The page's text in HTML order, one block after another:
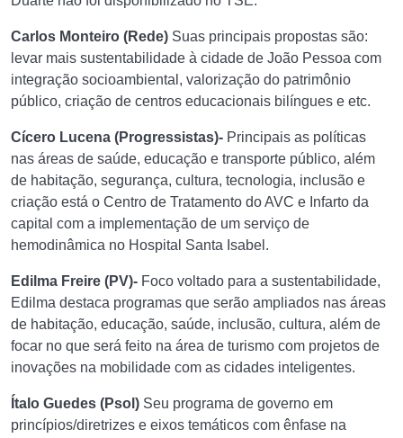
Carlos Monteiro (Rede) Suas principais propostas são:
levar mais sustentabilidade à cidade de João Pessoa com
integração socioambiental, valorização do patrimônio
público, criação de centros educacionais bilíngues e etc.
Cícero Lucena (Progressistas)- Principais as políticas
nas áreas de saúde, educação e transporte público, além
de habitação, segurança, cultura, tecnologia, inclusão e
criação está o Centro de Tratamento do AVC e Infarto da
capital com a implementação de um serviço de
hemodinâmica no Hospital Santa Isabel.
Edilma Freire (PV)- Foco voltado para a sustentabilidade,
Edilma destaca programas que serão ampliados nas áreas
de habitação, educação, saúde, inclusão, cultura, além de
focar no que será feito na área de turismo com projetos de
inovações na mobilidade com as cidades inteligentes.
Ítalo Guedes (Psol) Seu programa de governo em
princípios/diretrizes e eixos temáticos com ênfase na